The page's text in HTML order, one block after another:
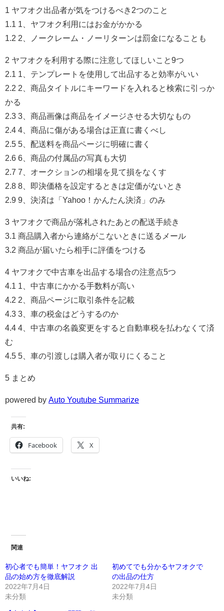
1 ヤフオク出品者が気をつけるべき2つのこと
1.1 1、ヤフオク利用にはお金がかかる
1.2 2、ノークレーム・ノーリターンは罰金になることも
2 ヤフオクを利用する際に注意してほしいこと9つ
2.1 1、テンプレートを使用して出品すると効率がいい
2.2 2、商品タイトルにキーワードを入れると検索に引っか
かる
2.3 3、商品画像は商品をイメージさせる大切なもの
2.4 4、商品に傷がある場合は正直に書くべし
2.5 5、配送料を商品ページに明確に書く
2.6 6、商品の付属品の写真も大切
2.7 7、オークションの相場を見て損をなくす
2.8 8、即決価格を設定するときは定価がないとき
2.9 9、決済は「Yahoo！かんたん決済」のみ
3 ヤフオクで商品が落札されたあとの配送手続き
3.1 商品購入者から連絡がこないときに送るメール
3.2 商品が届いたら相手に評価をつける
4 ヤフオクで中古車を出品する場合の注意点5つ
4.1 1、中古車にかかる手数料が高い
4.2 2、商品ページに取引条件を記載
4.3 3、車の税金はどうするのか
4.4 4、中古車の名義変更をすると自動車税を払わなくて済
む
4.5 5、車の引渡しは購入者が取りにくること
5 まとめ
powered by Auto Youtube Summarize
共有:
Facebook X
いいね:
関連
初心者でも簡単！ヤフオク 出
品の始め方を徹底解説
2022年7月4日
未分類
初めてでも分かるヤフオクで
の出品の仕方
2022年7月4日
未分類